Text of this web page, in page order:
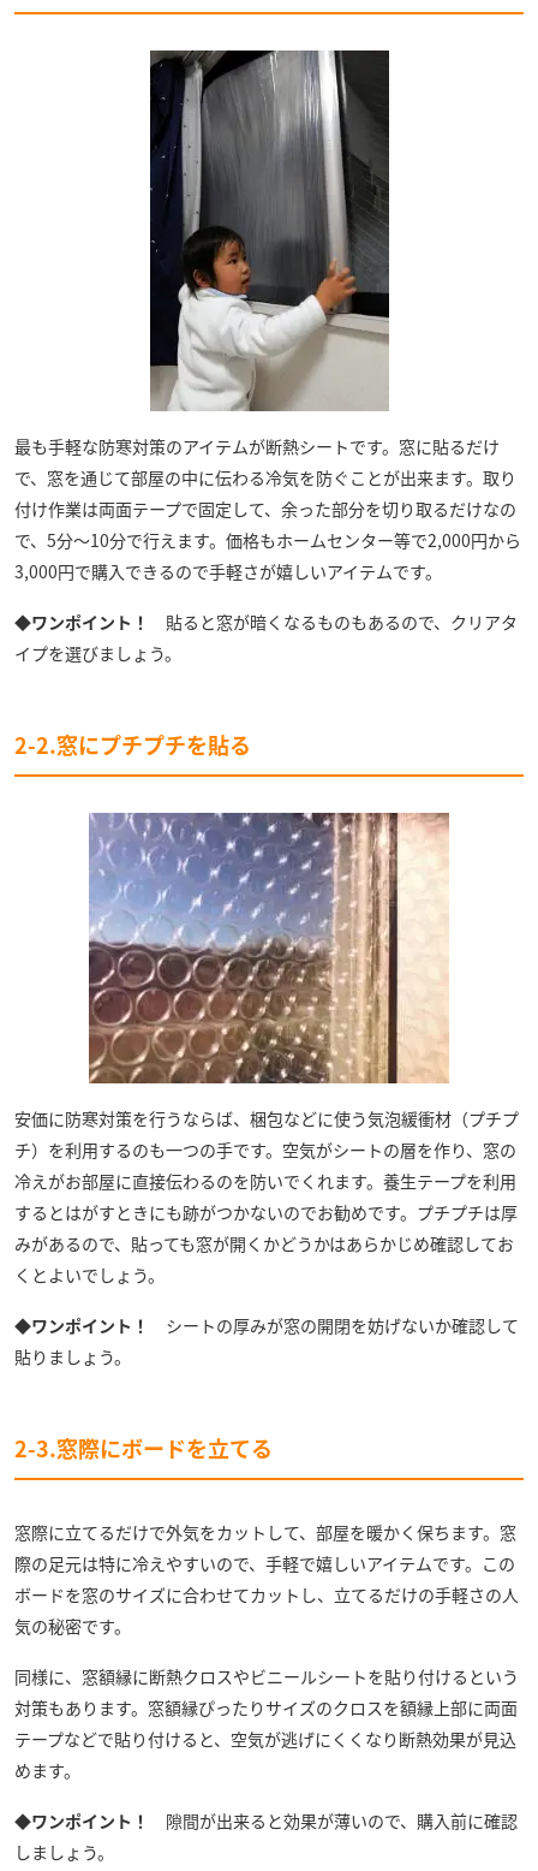
最も手軽な防寒対策のアイテムが断熱シートです。窓に貼るだけ
で、窓を通じて部屋の中に伝わる冷気を防ぐことが出来ます。取り
付け作業は両面テープで固定して、余った部分を切り取るだけなの
で、5分～10分で行えます。価格もホームセンター等で2,000円から
3,000円で購入できるので手軽さが嬉しいアイテムです。
◆ワンポイント！ 貼ると窓が暗くなるものもあるので、クリアタ
イプを選びましょう。
2-2.窓にプチプチを貼る
安価に防寒対策を行うならば、梱包などに使う気泡緩衝材（プチプ
チ）を利用するのも一つの手です。空気がシートの層を作り、窓の
冷えがお部屋に直接伝わるのを防いでくれます。養生テープを利用
するとはがすときにも跡がつかないのでお勧めです。プチプチは厚
みがあるので、貼っても窓が開くかどうかはあらかじめ確認してお
くとよいでしょう。
◆ワンポイント！ シートの厚みが窓の開閉を妨げないか確認して
貼りましょう。
2-3.窓際にボードを立てる
窓際に立てるだけで外気をカットして、部屋を暖かく保ちます。窓
際の足元は特に冷えやすいので、手軽で嬉しいアイテムです。この
ボードを窓のサイズに合わせてカットし、立てるだけの手軽さの人
気の秘密です。
同様に、窓額縁に断熱クロスやビニールシートを貼り付けるという
対策もあります。窓額縁ぴったりサイズのクロスを額縁上部に両面
テープなどで貼り付けると、空気が逃げにくくなり断熱効果が見込
めます。
◆ワンポイント！ 隙間が出来ると効果が薄いので、購入前に確認
しましょう。